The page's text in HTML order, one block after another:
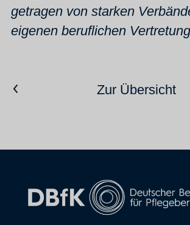
getragen von starken
eigenen beruflichen
Vorheriger ArtikelZur Übersicht